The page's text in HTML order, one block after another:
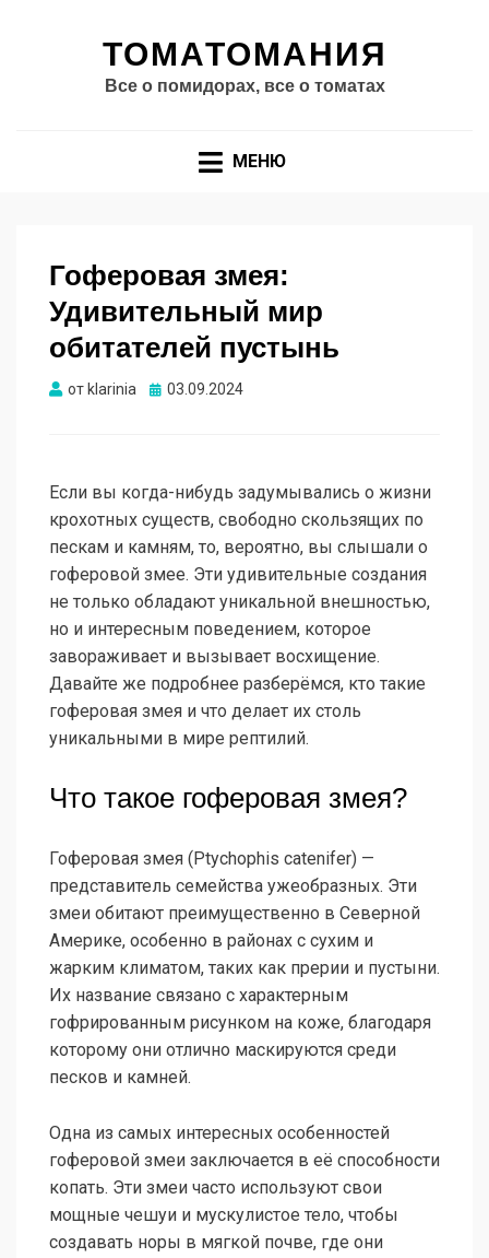
ТОМАТОМАНИЯ
Все о помидорах, все о томатах
МЕНЮ
Гоферовая змея:
Удивительный мир
обитателей пустынь
от klarinia Опубликовано
03.09.2024
Если вы когда-нибудь задумывались о жизни
крохотных существ, свободно скользящих по
пескам и камням, то, вероятно, вы слышали о
гоферовой змее. Эти удивительные создания
не только обладают уникальной внешностью,
но и интересным поведением, которое
завораживает и вызывает восхищение.
Давайте же подробнее разберёмся, кто такие
гоферовая змея и что делает их столь
уникальными в мире рептилий.
Что такое гоферовая змея?
Гоферовая змея (Ptychophis catenifer) —
представитель семейства ужеобразных. Эти
змеи обитают преимущественно в Северной
Америке, особенно в районах с сухим и
жарким климатом, таких как прерии и пустыни.
Их название связано с характерным
гофрированным рисунком на коже, благодаря
которому они отлично маскируются среди
песков и камней.
Одна из самых интересных особенностей
гоферовой змеи заключается в её способности
копать. Эти змеи часто используют свои
мощные чешуи и мускулистое тело, чтобы
создавать норы в мягкой почве, где они